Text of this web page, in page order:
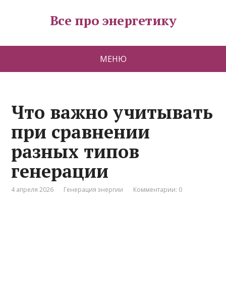
Все про энергетику
МЕНЮ
Что важно учитывать
при сравнении
разных типов
генерации
4 апреля 2026 Генерация энергии Комментарии: 0